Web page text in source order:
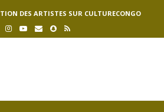
DES ARTISTES SUR CULTURECONGO